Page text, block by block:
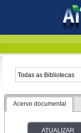
Acervo documental